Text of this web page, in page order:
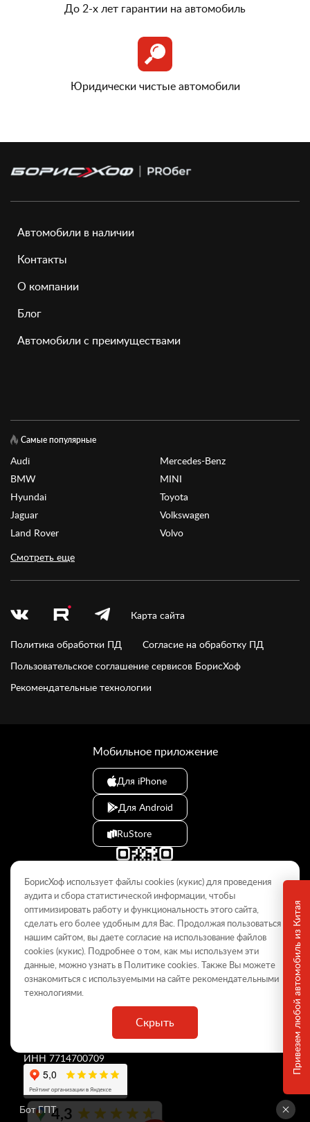
До 2-х лет гарантии на автомобиль
Юридически чистые автомобили
Привезем любой автомобиль из Китая
Автомобили в наличии
Контакты
О компании
Блог
Автомобили с преимуществами
Самые популярные
Audi
BMW
Hyundai
Jaguar
Land Rover
Mercedes-Benz
MINI
Toyota
Volkswagen
Volvo
Смотреть еще
Карта сайта
Политика обработки ПД
Согласие на обработку ПД
Пользовательское соглашение сервисов БорисХоф
Рекомендательные технологии
© 2009–2026
Данный интернет-сайт носит информационный характер и не
является публичной офертой, определяемой положениями Статьи
437 ГК РФ. Для получения подробной информации обращайтесь в
дилерские центры.
БорисХоф Холдинг»
ИНН 7714700709
4,3
Мобильное приложение
Для iPhone
Для Android
RuStore
БорисХоф использует файлы cookies (кукиc) для проведения
аудита и сбора статистической информации, чтобы
оптимизировать работу и функциональность этого сайта,
сделать его более удобным для Вас. Продолжая пользоваться
нашим сайтом, вы даете согласие на использование файлов
cookies (кукиc). Подробнее о том, как мы используем эти
данные, можно узнать в Политикеcookies. Также Вы можете
ознакомиться с используемыми на сайте рекомендательными
технологиями.
Скрыть
Бот ГПТ